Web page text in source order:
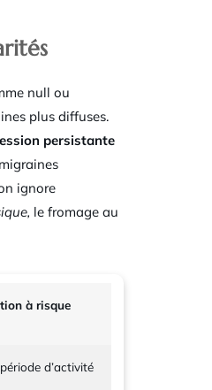
null ou
plus diffuses.
persistante
ignore
le fromage au
à risque
d’activité